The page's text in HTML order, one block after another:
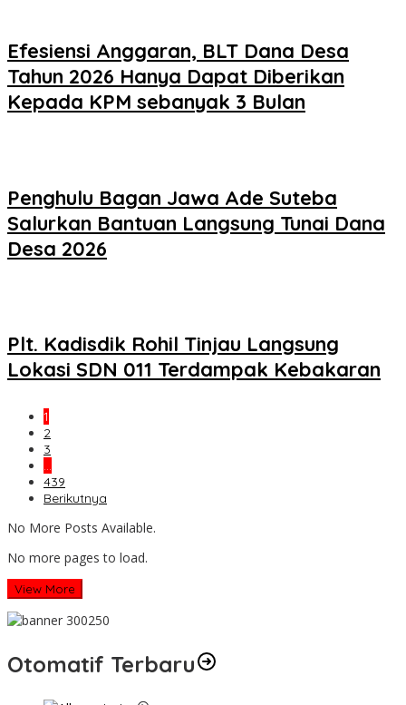
Efesiensi Anggaran, BLT Dana Desa
Tahun 2026 Hanya Dapat Diberikan
Kepada KPM sebanyak 3 Bulan
Penghulu Bagan Jawa Ade Suteba
Salurkan Bantuan Langsung Tunai Dana
Desa 2026
Plt. Kadisdik Rohil Tinjau Langsung
Lokasi SDN 011 Terdampak Kebakaran
1
2
3
…
439
Berikutnya
No More Posts Available.
No more pages to load.
View More
Otomatif Terbaru